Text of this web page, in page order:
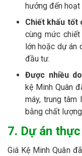
hưởng đến hoạt
Chiết khấu tốt
cùng mức
lớn hoặc dự án
đầu tư.
Được nhiều
kệ Minh Quân
máy, trung
bằng chất
7. Dự án
Giá Kệ Minh Quân